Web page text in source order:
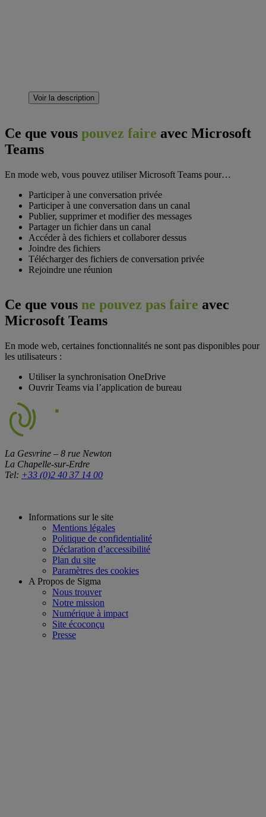
Voir la description
Ce que vous pouvez faire avec Microsoft
Teams
En mode web, vous pouvez utiliser Microsoft Teams pour…
Participer à une conversation privée
Participer à une conversation dans un canal
Publier, supprimer et modifier des messages
Partager un fichier dans un canal
Accéder à des fichiers et collaborer dessus
Joindre des fichiers
Télécharger des fichiers de conversation privée
Rejoindre une réunion
Ce que vous ne pouvez pas faire avec
Microsoft Teams
En mode web, certaines fonctionnalités ne sont pas disponibles pour
les utilisateurs :
Utiliser la synchronisation OneDrive
Ouvrir Teams via l’application de bureau
La Gesvrine – 8 rue Newton
La Chapelle-sur-Erdre
Tel: +33 (0)2 40 37 14 00
Informations sur le site
Mentions légales
Politique de confidentialité
Déclaration d’accessibilité
Plan du site
Paramètres des cookies
A Propos de Sigma
Nous trouver
Notre mission
Numérique à impact
Site écoconçu
Presse